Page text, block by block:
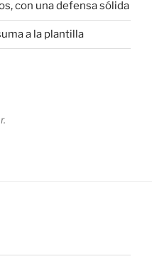
con una defensa sólida
a la plantilla